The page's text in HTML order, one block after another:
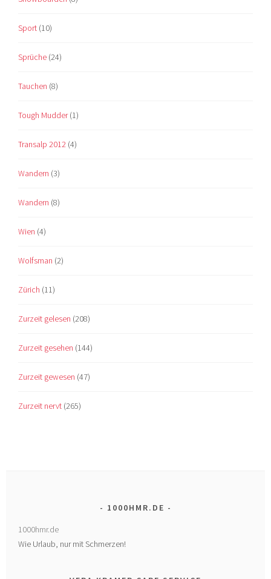
Sport (10)
Sprüche (24)
Tauchen (8)
Tough Mudder(1)
Transalp 2012 (4)
Wandern (3)
Wandern (8)
Wien (4)
Wolfsman (2)
Zürich (11)
Zurzeit gelesen (208)
Zurzeit gesehen (144)
Zurzeit gewesen (47)
Zurzeit nervt (265)
1000HMR.DE
1000hmr.de
Wie Urlaub, nur mit Schmerzen!